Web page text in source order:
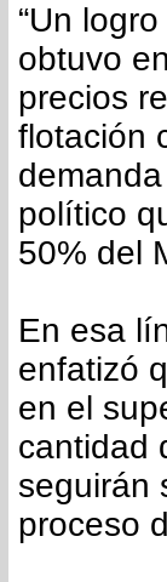
“Un
obtuvo
precios
flotación
político
50% del
En esa
enfatizó
en el
cantidad
seguirán
proceso